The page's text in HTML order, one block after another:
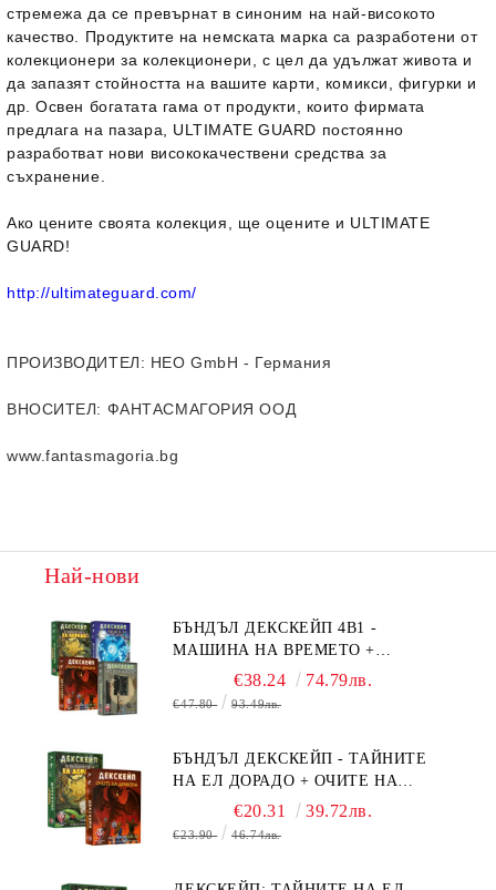
стремежа да се превърнат в синоним на най-високото
качество. Продуктите на немската марка са разработени от
колекционери за колекционери, с цел да удължат живота и
да запазят стойността на вашите карти, комикси, фигурки и
др. Освен богатата гама от продукти, които фирмата
предлага на пазара, ULTIMATE GUARD постоянно
разработват нови висококачествени средства за
съхранение.
Ако цените своята колекция, ще оцените и ULTIMATE
GUARD!
http://ultimateguard.com/
ПРОИЗВОДИТЕЛ: HEO GmbH - Германия
ВНОСИТЕЛ: ФАНТАСМАГОРИЯ ООД
www.fantasmagoria.bg
Най-нови
БЪНДЪЛ ДЕКСКЕЙП 4В1 -
МАШИНА НА ВРЕМЕТО +
БЯГСТВО ОТ АЛКАТРАЗ +
ТАЙНИТЕ НА ЕЛ ДОРАДО +
€38.24 74.79лв.
€47.80 93.49лв.
БЪНДЪЛ ДЕКСКЕЙП - ТАЙНИТЕ
НА ЕЛ ДОРАДО + ОЧИТЕ НА
ДРАКОНА€20.31 39.72лв.
€23.90 46.74лв.